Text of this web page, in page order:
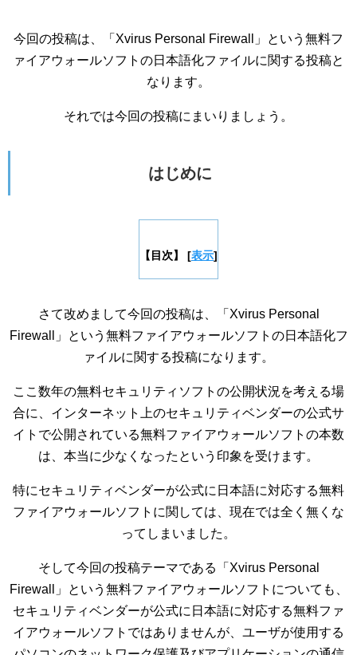
今回の投稿は、「Xvirus Personal Firewall」という無料フ
ァイアウォールソフトの日本語化ファイルに関する投稿と
なります。
それでは今回の投稿にまいりましょう。
はじめに
【目次】 [表示]
さて改めまして今回の投稿は、「Xvirus Personal
Firewall」という無料ファイアウォールソフトの日本語化フ
ァイルに関する投稿になります。
ここ数年の無料セキュリティソフトの公開状況を考える場
合に、インターネット上のセキュリティベンダーの公式サ
イトで公開されている無料ファイアウォールソフトの本数
は、本当に少なくなったという印象を受けます。
特にセキュリティベンダーが公式に日本語に対応する無料
ファイアウォールソフトに関しては、現在では全く無くな
ってしまいました。
そして今回の投稿テーマである「Xvirus Personal
Firewall」という無料ファイアウォールソフトについても、
セキュリティベンダーが公式に日本語に対応する無料ファ
イアウォールソフトではありませんが、ユーザが使用する